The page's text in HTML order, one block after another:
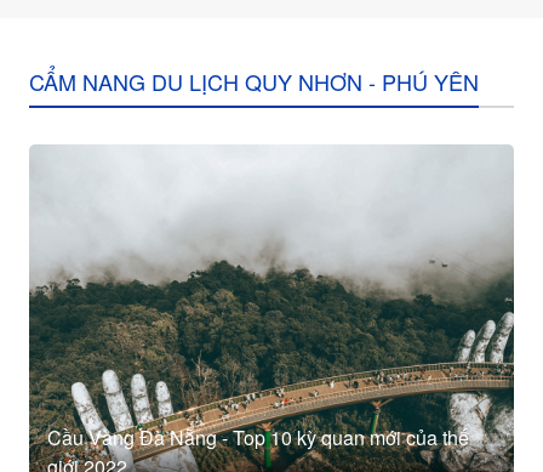
CẨM NANG DU LỊCH QUY NHƠN - PHÚ YÊN
Cầu Vàng Đà Nẵng - Top 10 kỳ quan mới của thế
giới 2022